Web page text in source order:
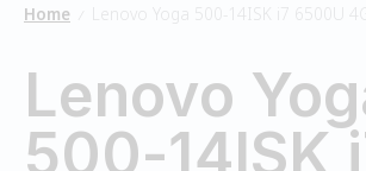
Home Lenovo Yoga 500-14ISK i7 6500U
Lenovo
500-14ISK